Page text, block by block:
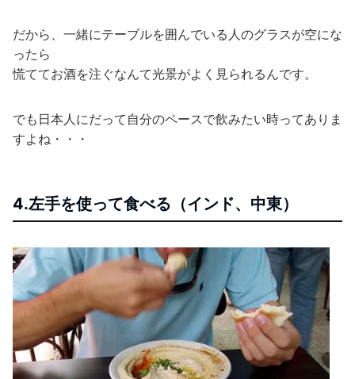
だから、一緒にテーブルを囲んでいる人のグラスが空にな
ったら
慌ててお酒を注ぐなんて光景がよく見られるんです。
でも日本人にだって自分のペースで飲みたい時ってありま
すよね・・・
4.左手を使って食べる（インド、中東）